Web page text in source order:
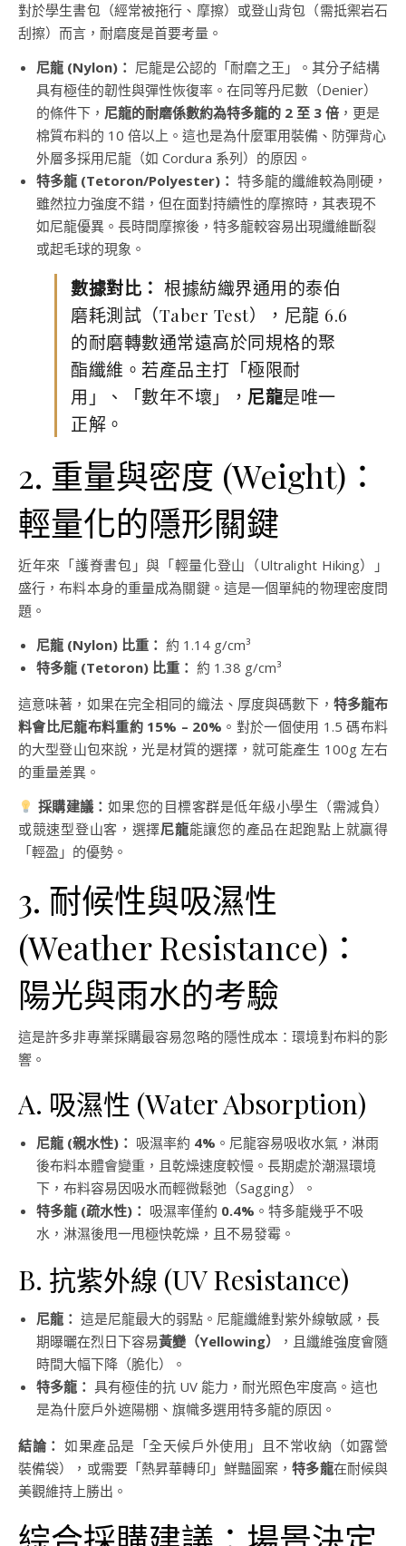
對於學生書包（經常被拖行、摩擦）或登山背包（需抵禦岩石
刮擦）而言，耐磨度是首要考量。
尼龍 (Nylon)： 尼龍是公認的「耐磨之王」。其分子結構
具有極佳的韌性與彈性恢復率。在同等丹尼數（Denier）
的條件下， 尼龍的耐磨係數約為特多龍的 2 至 3 倍 ，更是
棉質布料的 10 倍以上。這也是為什麼軍用裝備、防彈背心
外層多採用尼龍（如 Cordura 系列）的原因。
特多龍 (Tetoron/Polyester)： 特多龍的纖維較為剛硬，
雖然拉力強度不錯，但在面對持續性的摩擦時，其表現不
如尼龍優異。長時間摩擦後，特多龍較容易出現纖維斷裂
或起毛球的現象。
數據對比： 根據紡織界通用的泰伯
磨耗測試（Taber Test），尼龍 6.6
的耐磨轉數通常遠高於同規格的聚
酯纖維。若產品主打「極限耐
用」、「數年不壞」， 尼龍是唯一
正解。
2. 重量與密度 (Weight)：
輕量化的隱形關鍵
近年來「護脊書包」與「輕量化登山（Ultralight Hiking）」
盛行，布料本身的重量成為關鍵。這是一個單純的物理密度問
題。
尼龍 (Nylon) 比重： 約 1.14 g/cm³
特多龍 (Tetoron) 比重： 約 1.38 g/cm³
這意味著，如果在完全相同的織法、厚度與碼數下， 特多龍布
料會比尼龍布料重約 15% – 20% 。對於一個使用 1.5 碼布料
的大型登山包來說，光是材質的選擇，就可能產生 100g 左右
的重量差異。
採購建議： 如果您的目標客群是低年級小學生（需減負）
或競速型登山客，選擇尼龍能讓您的產品在起跑點上就贏得
「輕盈」的優勢。
3. 耐候性與吸濕性
(Weather Resistance)：
陽光與雨水的考驗
這是許多非專業採購最容易忽略的隱性成本：環境對布料的影
響。
A. 吸濕性 (Water Absorption)
尼龍 (親水性)： 吸濕率約 4% 。尼龍容易吸收水氣，淋雨
後布料本體會變重，且乾燥速度較慢。長期處於潮濕環境
下，布料容易因吸水而輕微鬆弛（Sagging）。
特多龍 (疏水性)： 吸濕率僅約 0.4% 。特多龍幾乎不吸
水，淋濕後甩一甩極快乾燥，且不易發霉。
B. 抗紫外線 (UV Resistance)
尼龍： 這是尼龍最大的弱點。尼龍纖維對紫外線敏感，長
期曝曬在烈日下容易黃變（Yellowing）
，且纖維強度會隨
時間大幅下降（脆化）。
特多龍： 具有極佳的抗 UV 能力，耐光照色牢度高。這也
是為什麼戶外遮陽棚、旗幟多選用特多龍的原因。
結論： 如果產品是「全天候戶外使用」且不常收納（如露營
裝備袋），或需要「熱昇華轉印」鮮豔圖案，特多龍在耐候與
美觀維持上勝出。